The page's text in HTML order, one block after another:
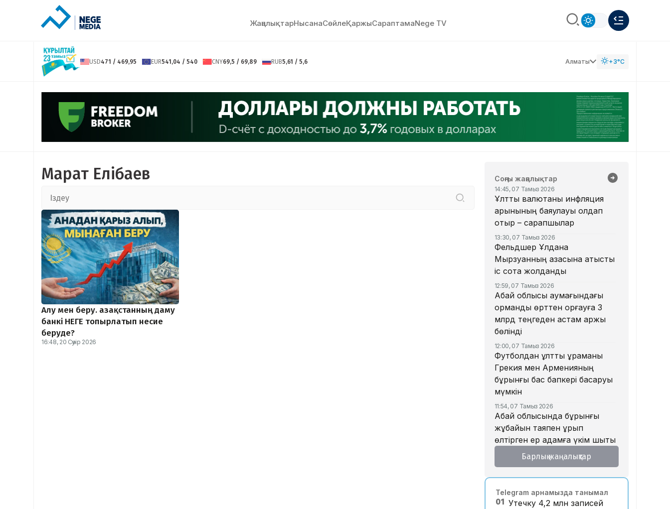
ЖаңалықтарНысанаСөйлeҚаржыСараптамаNege TV
USD471 / 469,95 EUR541,04 / 540 CNY69,5 / 69,89 RUB5,61 / 5,6 Алматы +3°C
Марат Елібаев
Алу мен беру. Қазақстанның даму
банкі НЕГЕ топырлатып несие
беруде?
16:48, 20 Сәуір 2026
Соңғы жаңалықтар
14:45, 07 Тамыз 2026
Ұлттық валютаны инфляция
қарқынының баяулауы қолдап
отыр – сарапшылар
13:30, 07 Тамыз 2026
Фельдшер Ұлдана
Мырзуанның қазасына қатысты
іс сотқа жолданды
12:59, 07 Тамыз 2026
Абай облысы аумағындағы
орманды өрттен қорғауға 3
млрд теңгеден астам қаржы
бөлінді
12:00, 07 Тамыз 2026
Футболдан ұлттық құраманы
Грекия мен Арменияның
бұрынғы бас бапкері басқаруы
мүмкін
11:54, 07 Тамыз 2026
Абай облысында бұрынғы
жұбайын таяқпен ұрып
өлтірген ер адамға үкім шықты
Барлық жаңалықтар
Telegram арнамызда танымал
01 Утечку 4,2 млн записей